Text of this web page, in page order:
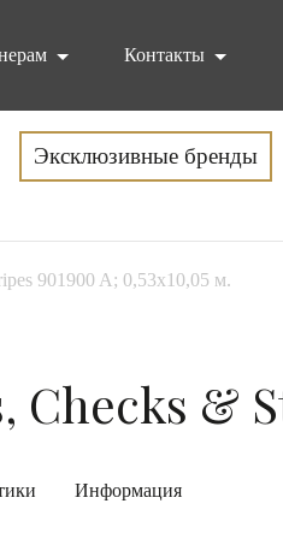
Контакты
Эксклюзивные бренды
901900 A; 0,53х10,05 м.
Checks &
Информация